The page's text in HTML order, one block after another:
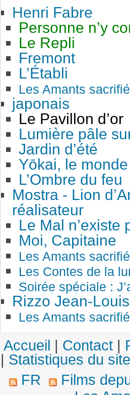
Henri Fabre
Personne n’y
Le Repli
Fremont
L’Établi
Les Amants
japonais
Le Pavillon d’or
Lumière pâle
Jardin d’été
Yōkai, le
L’Ombre du feu
Mostra - Lion
réalisateur
Le Mal n’existe
Moi, Capitaine
Les Amants
Les Contes de la
Soirée spéciale :
Rizzo Jean-Louis
Les Amants
Accueil|Contact|
|Statistiques du site
FR
Films